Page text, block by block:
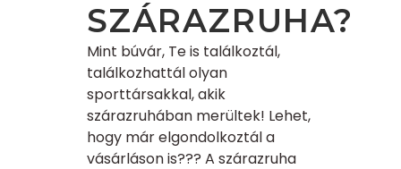
SZÁRAZRUHA?
Mint búvár, Te is találkoztál,
találkozhattál olyan
sporttársakkal, akik
szárazruhában merültek! Lehet,
hogy már elgondolkoztál a
vásárláson is??? A szárazruha